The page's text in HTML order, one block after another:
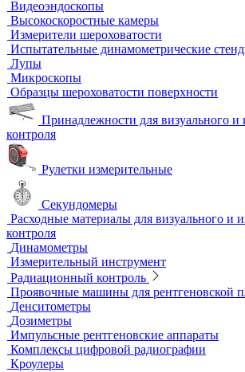
Ультразвуковой неразрушающий контроль
Ультразвуковые дефектоскопы
Ультразвуковые толщиномеры
Стандартные образцы (СОП)
Автоматизированный контроль
Преобразователи и аксессуары
Сканирующие устройства
Соединительные кабели
Ультразвуковой гель
Ультразвуковые расходомеры
Визуальный и измерительный контроль
ВИК
Видеоэндоскопы
Высокоскоростные камеры
Измерители шероховатости
Испытательные динамометрические
Лупы
Микроскопы
Образцы шероховатости поверхности
Принадлежности для визуального и
контроля
Рулетки измерительные